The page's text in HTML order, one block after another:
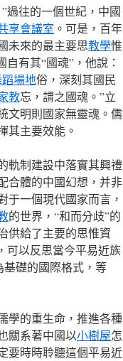
過往的一個世紀，中國
享會議室 。可是，百年
未來的最主要思教學惟
有其“國魂”，他說：
場地俗，深刻其國民
教忘，謂之國魂。”立
文明則國家無靈魂。儒
其主要效能。
軌制建設中落實其興禮
合體的中國幻想，并非
于一個現代國家而言，
的世界，“和而分歧”的
供給了主要的思惟資
可以反思當今平易近族
基礎的國際格式，等
學的重生命，推進各種
關系著中國以小樹屋怎
要時時聆聽這個平易近